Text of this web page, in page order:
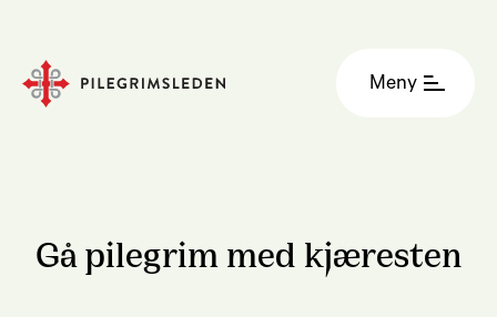
Meny
Gå pilegrim med kjæresten